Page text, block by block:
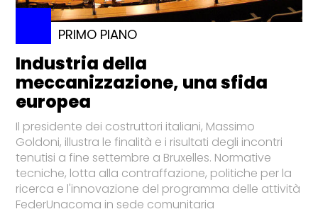
PRIMO PIANO
Industria della
meccanizzazione, una sfida
europea
Il presidente dei costruttori italiani, Massimo
Goldoni, illustra le finalità e i risultati degli incontri
tenutisi a fine settembre a Bruxelles. Normative
tecniche, lotta alla contraffazione, politiche per la
ricerca e l'innovazione del programma delle attività
FederUnacoma in sede comunitaria